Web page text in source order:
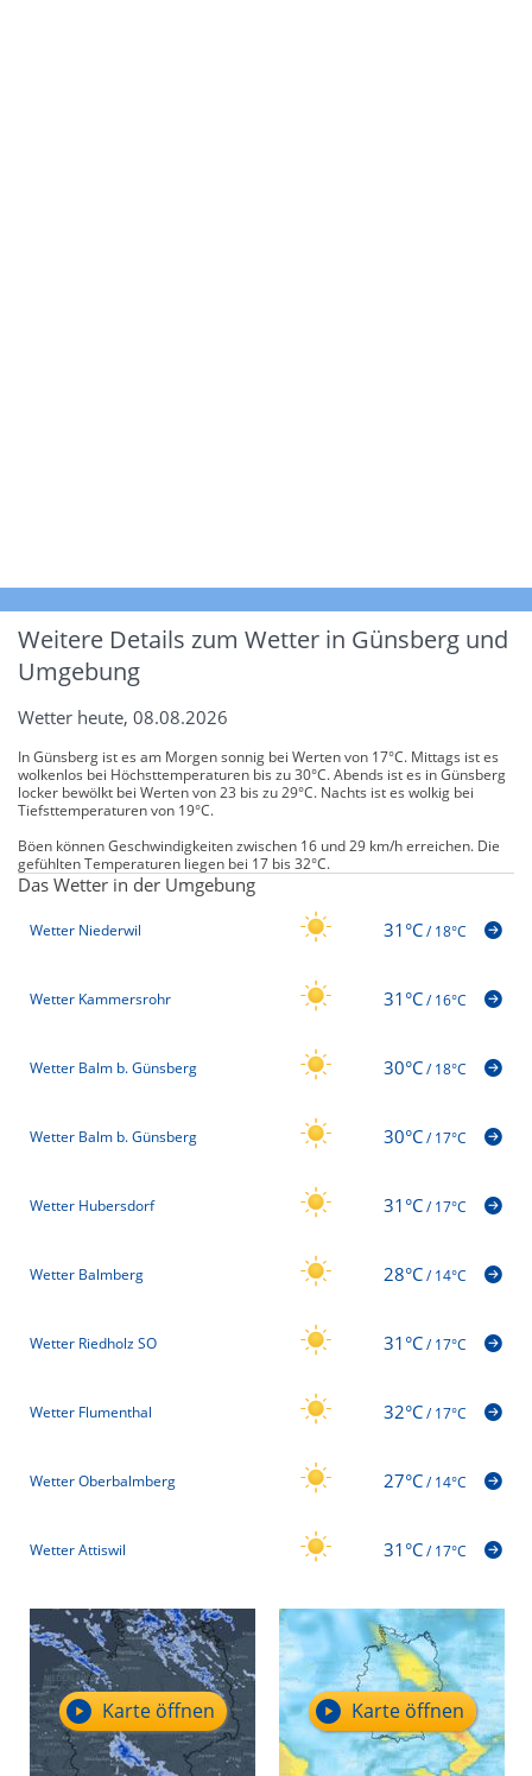
Weitere Details zum Wetter in Günsberg und
Umgebung
Wetter heute, 08.08.2026
In Günsberg ist es am Morgen sonnig bei Werten von 17°C. Mittags ist es
wolkenlos bei Höchsttemperaturen bis zu 30°C. Abends ist es in Günsberg
locker bewölkt bei Werten von 23 bis zu 29°C. Nachts ist es wolkig bei
Tiefsttemperaturen von 19°C.
Böen können Geschwindigkeiten zwischen 16 und 29 km/h erreichen. Die
gefühlten Temperaturen liegen bei 17 bis 32°C.
Das Wetter in der Umgebung
Wetter Niederwil 31°C/18°C
Wetter Kammersrohr 31°C/16°C
Wetter Balm b. Günsberg 30°C/18°C
Wetter Balm b. Günsberg 30°C/17°C
Wetter Hubersdorf 31°C/17°C
Wetter Balmberg 28°C/14°C
Wetter Riedholz SO 31°C/17°C
Wetter Flumenthal 32°C/17°C
Wetter Oberbalmberg 27°C/14°C
Wetter Attiswil 31°C/17°C
Karte öffnen Karte öffnen